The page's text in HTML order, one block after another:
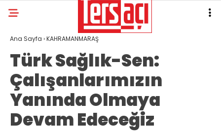
Ana Sayfa ›KAHRAMANMARAŞ
Türk Sağlık-Sen:
Çalışanlarımızın
Yanında Olmaya
Devam Edeceğiz